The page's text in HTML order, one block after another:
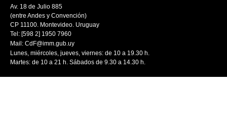
Av. 18 de Julio 885
(entre Andes y Convención)
CP 11100. Montevideo. Uruguay
Tel: [598 2] 1950 7960
Mail: CdF@imm.gub.uy
Lunes, miércoles, jueves, viernes: de 10 a 19.30 h.
Martes: de 10 a 21 h. Sábados de 9.30 a 14.30 h.